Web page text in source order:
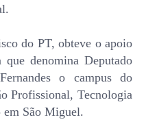
do PT, obteve o apoio
denomina Deputado
o campus do
Profissional, Tecnologia
São Miguel.